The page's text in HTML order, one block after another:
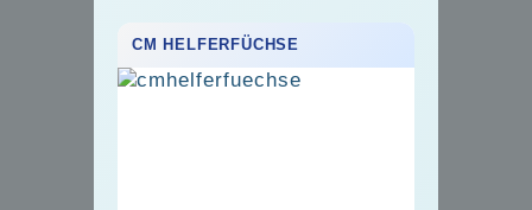
CM HELFERFÜCHSE